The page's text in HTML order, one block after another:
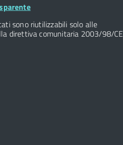
sono riutilizzabili solo alle
direttiva comunitaria 2003/98/CE